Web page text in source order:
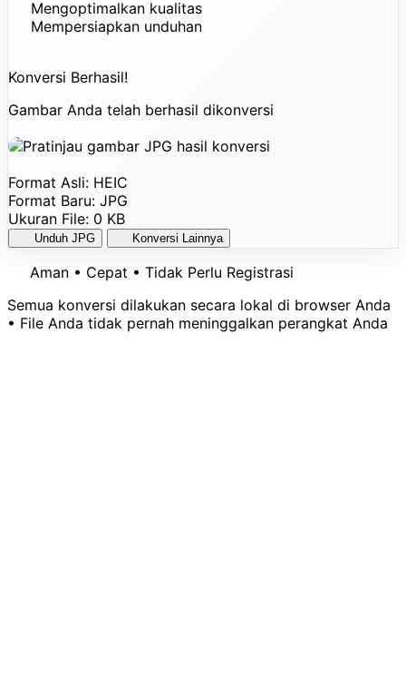
Mengoptimalkan kualitas
Mempersiapkan unduhan
Konversi Berhasil!
Gambar Anda telah berhasil dikonversi
Format Asli: HEIC
Format Baru: JPG
Ukuran File: 0 KB
Unduh JPG Konversi Lainnya
Aman • Cepat • Tidak Perlu Registrasi
Semua konversi dilakukan secara lokal di browser Anda
• File Anda tidak pernah meninggalkan perangkat Anda